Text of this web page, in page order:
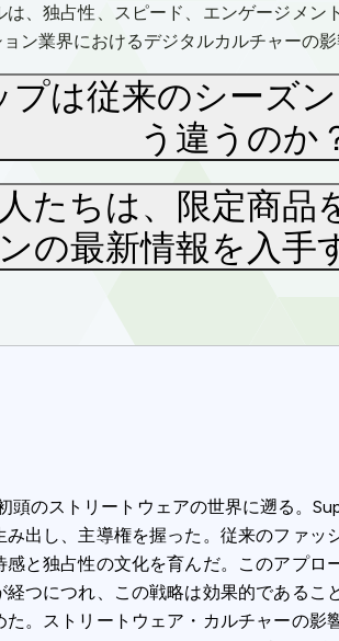
、独占性、スピード、エンゲージメン
ン業界におけるデジタルカルチャーの影
は従来のシーズ
う違うのか
たちは、限定商品
の最新情報を入手
のストリートウェアの世界に遡る。
出し、主導権を握った。従来のファ
と独占性の文化を育んだ。このアプ
つにつれ、この戦略は効果的である
。ストリートウェア・カルチャーの